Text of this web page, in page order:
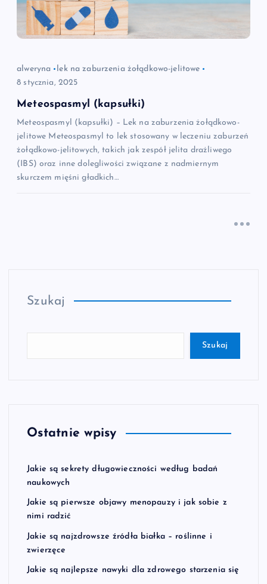
alweryna
lek na zaburzenia żołądkowo-jelitowe
8 stycznia, 2025
Meteospasmyl (kapsułki)
Meteospasmyl (kapsułki) – Lek na zaburzenia żołądkowo-
jelitowe Meteospasmyl to lek stosowany w leczeniu zaburzeń
żołądkowo-jelitowych, takich jak zespół jelita drażliwego
(IBS) oraz inne dolegliwości związane z nadmiernym
skurczem mięśni gładkich…
Szukaj
Szukaj
Ostatnie wpisy
Jakie są sekrety długowieczności według badań
naukowych
Jakie są pierwsze objawy menopauzy i jak sobie z
nimi radzić
Jakie są najzdrowsze źródła białka – roślinne i
zwierzęce
Jakie są najlepsze nawyki dla zdrowego starzenia się